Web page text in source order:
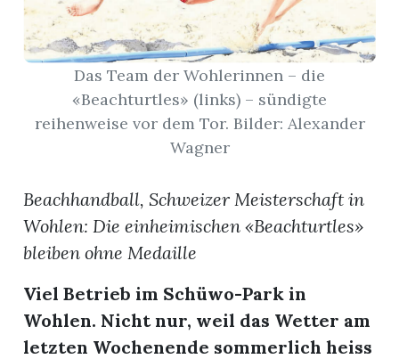
Das Team der Wohlerinnen – die
«Beachturtles» (links) – sündigte
reihenweise vor dem Tor. Bilder: Alexander
Wagner
Beachhandball, Schweizer Meisterschaft in
Wohlen: Die einheimischen «Beachturtles»
bleiben ohne Medaille
Viel Betrieb im Schüwo-Park in
Wohlen. Nicht nur, weil das Wetter am
letzten Wochenende sommerlich heiss